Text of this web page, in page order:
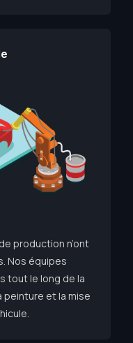
production n’ont
Nos équipes
tout le long de la
peinture et la mise